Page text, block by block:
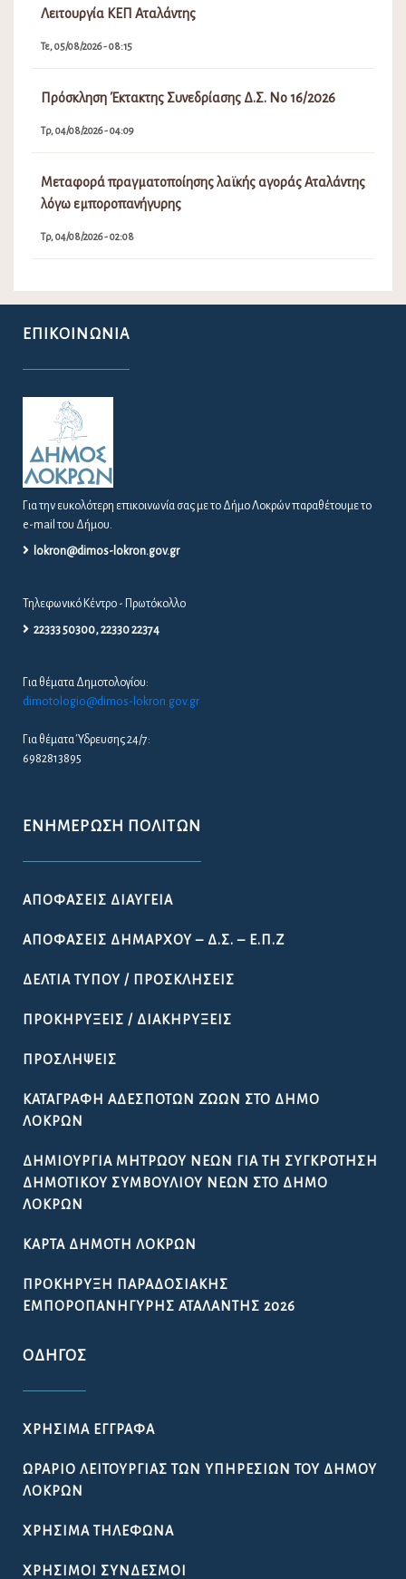
Λειτουργία ΚΕΠ Αταλάντης
Τε, 05/08/2026 - 08:15
Πρόσκληση Έκτακτης Συνεδρίασης Δ.Σ. Νο 16/2026
Τρ, 04/08/2026 - 04:09
Μεταφορά πραγματοποίησης λαϊκής αγοράς Αταλάντης
λόγω εμποροπανήγυρης
Τρ, 04/08/2026 - 02:08
ΕΠΙΚΟΙΝΩΝΊΑ
Για την ευκολότερη επικοινωνία σας με το Δήμο Λοκρών παραθέτουμε το
e-mail του Δήμου.
lokron@dimos-lokron.gov.gr
Τηλεφωνικό Κέντρο - Πρωτόκολλο
22333 50300, 22330 22374
Για θέματα Δημοτολογίου:
dimotologio@dimos-lokron.gov.gr
Για θέματα Ύδρευσης 24/7:
6982813895
ΕΝΗΜΈΡΩΣΗ ΠΟΛΙΤΏΝ
ΑΠΟΦΆΣΕΙΣ ΔΙΑΎΓΕΙΑ
ΑΠΟΦΆΣΕΙΣ ΔΗΜΆΡΧΟΥ – Δ.Σ. – Ε.Π.Ζ
ΔΕΛΤΊΑ ΤΎΠΟΥ / ΠΡΟΣΚΛΉΣΕΙΣ
ΠΡΟΚΗΡΎΞΕΙΣ / ΔΙΑΚΗΡΎΞΕΙΣ
ΠΡΟΣΛΉΨΕΙΣ
ΚΑΤΑΓΡΑΦΉ ΑΔΈΣΠΟΤΩΝ ΖΏΩΝ ΣΤΟ ΔΉΜΟ
ΛΟΚΡΏΝ
ΔΗΜΙΟΥΡΓΊΑ ΜΗΤΡΏΟΥ ΝΈΩΝ ΓΙΑ ΤΗ ΣΥΓΚΡΌΤΗΣΗ
ΔΗΜΟΤΙΚΟΎ ΣΥΜΒΟΥΛΊΟΥ ΝΈΩΝ ΣΤΟ ΔΉΜΟ
ΛΟΚΡΏΝ
ΚΆΡΤΑ ΔΗΜΌΤΗ ΛΟΚΡΏΝ
ΠΡΟΚΉΡΥΞΗ ΠΑΡΑΔΟΣΙΑΚΉΣ
ΕΜΠΟΡΟΠΑΝΉΓΥΡΗΣ ΑΤΑΛΆΝΤΗΣ 2026
ΟΔΗΓΌΣ
ΧΡΉΣΙΜΑ ΈΓΓΡΑΦΑ
ΩΡΆΡΙΟ ΛΕΙΤΟΥΡΓΊΑΣ ΤΩΝ ΥΠΗΡΕΣΙΏΝ ΤΟΥ ΔΉΜΟΥ
ΛΟΚΡΏΝ
ΧΡΉΣΙΜΑ ΤΗΛΈΦΩΝΑ
ΧΡΉΣΙΜΟΙ ΣΎΝΔΕΣΜΟΙ